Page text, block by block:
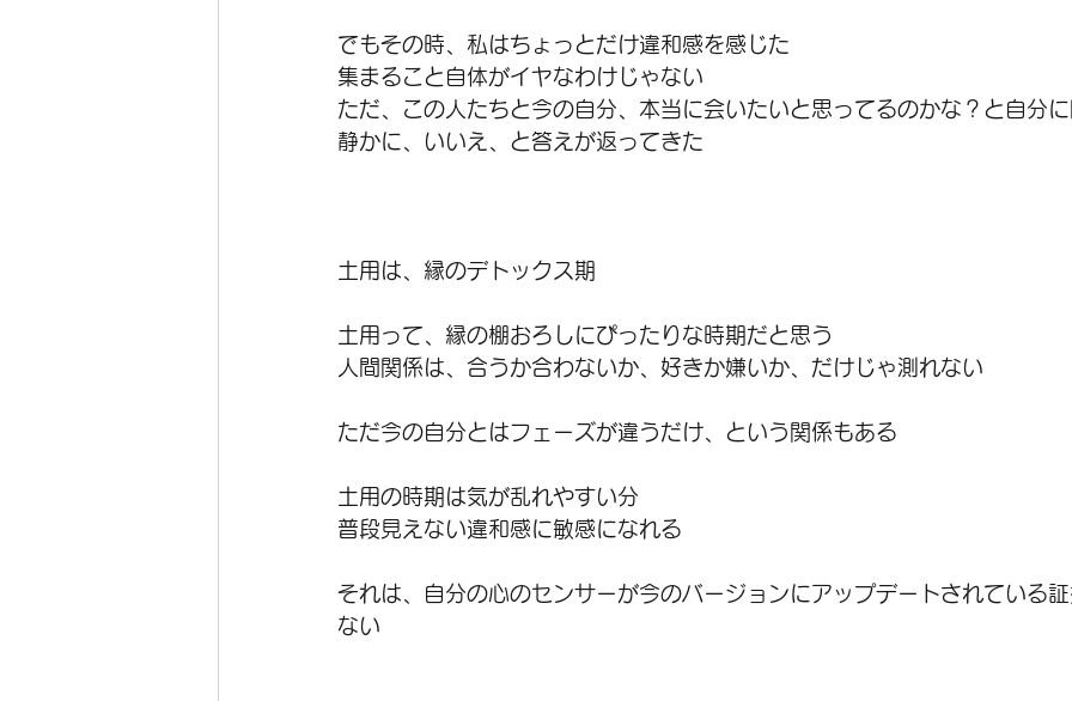
でもその時、私はちょっとだけ違和感を感じた
集まること自体がイヤなわけじゃない
ただ、この人たちと今の自分、本当に会いたいと思ってるのかな？と自分
静かに、いいえ、と答えが返ってきた
土用は、縁のデトックス期
土用って、縁の棚おろしにぴったりな時期だと思う
人間関係は、合うか合わないか、好きか嫌いか、だけじゃ測れない
ただ今の自分とはフェーズが違うだけ、という関係もある
土用の時期は気が乱れやすい分
普段見えない違和感に敏感になれる
それは、自分の心のセンサーが今のバージョンにアップデートされている
ない